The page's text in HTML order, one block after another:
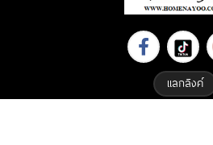
แลกลิงค์